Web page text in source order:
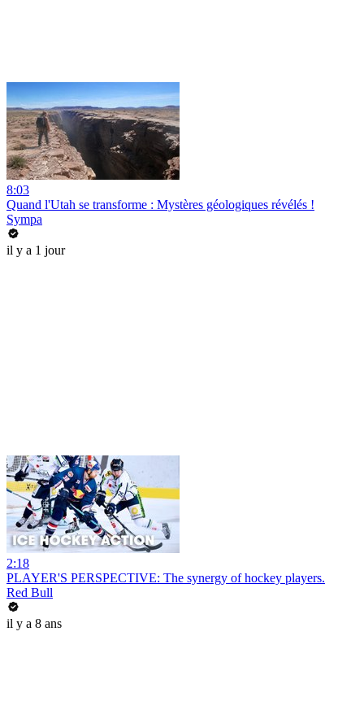
8:03
Quand l'Utah se transforme : Mystères géologiques révélés !
Sympa
il y a 1 jour
2:18
PLAYER'S PERSPECTIVE: The synergy of hockey players.
Red Bull
il y a 8 ans